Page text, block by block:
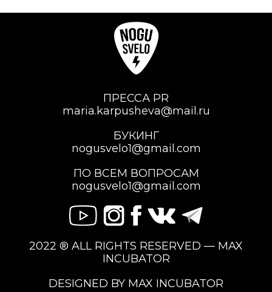
ПРЕССА PR
maria.karpusheva@mail.ru
БУКИНГ
nogusvelo1@gmail.com
ПО ВСЕМ ВОПРОСАМ
nogusvelo1@gmail.com
2022 ® ALL RIGHTS RESERVED — MAX
INCUBATOR
DESIGNED BY MAX INCUBATOR